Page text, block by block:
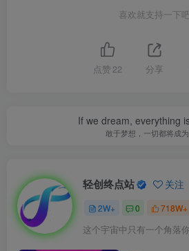
喜欢就支持一下
点赞 22 分享
If we dream, everything
敢于梦想，一切都将成
轻创终点站 关注
2W+ 0 718W+